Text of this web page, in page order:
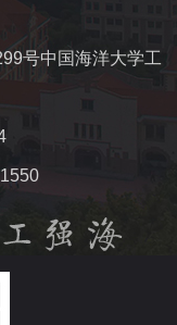
号中国海洋大学工